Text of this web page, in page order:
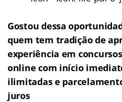
Gostou dessa
quem tem tradição de
experiência em
online com início
ilimitadas e
juros